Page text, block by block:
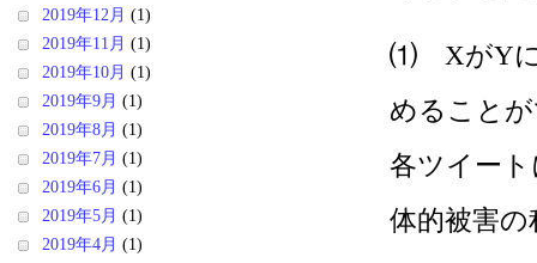
⑴ XがYに
めること
各ツイー
体的被害
2019年12月 (1)
2019年11月 (1)
2019年10月 (1)
2019年9月 (1)
2019年8月 (1)
2019年7月 (1)
2019年6月 (1)
2019年5月 (1)
2019年4月 (1)